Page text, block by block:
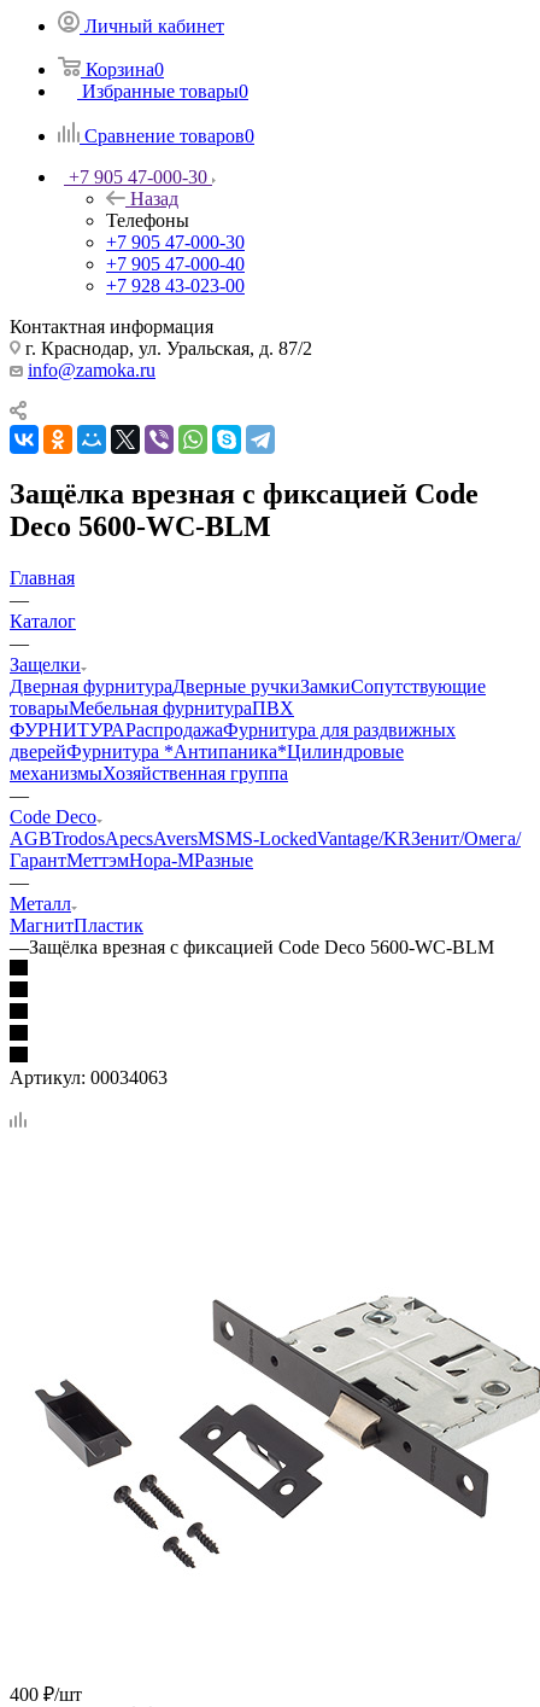
Личный кабинет
Корзина0
Избранные товары0
Сравнение товаров0
+7 905 47-000-30
Назад
Телефоны
+7 905 47-000-30
+7 905 47-000-40
+7 928 43-023-00
Контактная информация
г. Краснодар, ул. Уральская, д. 87/2
info@zamoka.ru
Защёлка врезная с фиксацией Code
Deco 5600-WC-BLM
Главная
—
Каталог
—
Защелки
Дверная фурнитураДверные ручкиЗамкиСопутствующие
товарыМебельная фурнитураПВХ
ФУРНИТУРАРаспродажаФурнитура для раздвижных
дверейФурнитура *Антипаника*Цилиндровые
механизмыХозяйственная группа
—
Code Deco
AGBTrodosApecsAversMSMS-LockedVantage/KRЗенит/Омега/
ГарантМеттэмНора-МРазные
—
Металл
МагнитПластик
—Защёлка врезная с фиксацией Code Deco 5600-WC-BLM
Артикул: 00034063
400 ₽/шт